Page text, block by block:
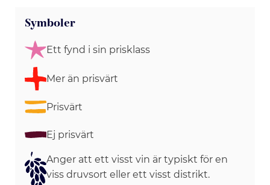
Symboler
Ett fynd i sin prisklass
Mer än prisvärt
Prisvärt
Ej prisvärt
Anger att ett visst vin är typiskt för en
viss druvsort eller ett visst distrikt.